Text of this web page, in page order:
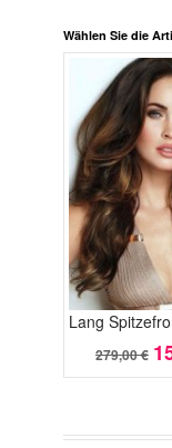
Wählen Sie die
279,00 €